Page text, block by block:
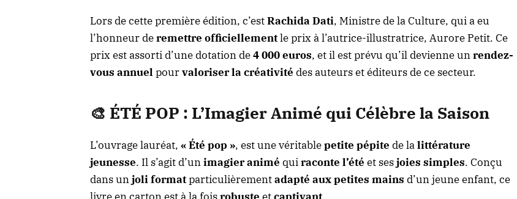
Lors de cette première édition, c’estRachida Dati, Ministre de la Culture, qui a eu
l’honneur deremettre officiellementle prix à l’autrice-illustratrice, Aurore Petit. Ce
prix est assorti d’une dotation de4 000 euros, et il est prévu qu’il devienne unrendez-
vous annuel pourvaloriser la créativité des auteurs et éditeurs de ce secteur.
🎨 ÉTÉ POP : L’Imagier Animé qui Célèbre la Saison
L’ouvrage lauréat, « Été pop », est une véritablepetite pépite de lalittérature
jeunesse. Il s’agit d’unimagier animé quiraconte l’été et sesjoies simples. Conçu
dans unjoli formatparticulièrementadapté aux petites mains d’un jeune enfant, ce